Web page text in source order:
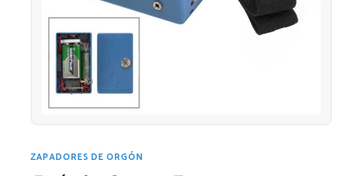
ZAPADORES DE ORGÓN